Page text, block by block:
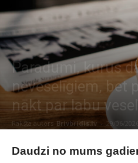
Paradumi, kurus
neveselīgiem, bet
nākt par labu
Raksta autors Brivbridis.lv 29/06/2026
Image by rawpixel.com on
Daudzi no mums